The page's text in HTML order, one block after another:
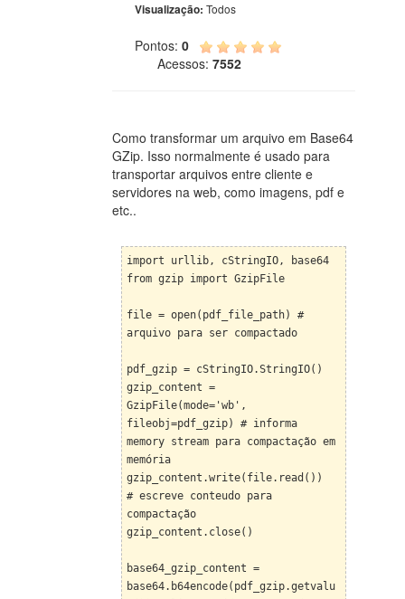
Visualização:Todos
Pontos: 0
Acessos: 7552
Como transformar um arquivo em Base64
GZip. Isso normalmente é usado para
transportar arquivos entre cliente e
servidores na web, como imagens, pdf e
etc..
import urllib, cStringIO, base64
from gzip import GzipFile
file = open(pdf_file_path) #
arquivo para ser compactado
pdf_gzip = cStringIO.StringIO()
gzip_content =
GzipFile(mode='wb',
fileobj=pdf_gzip) # informa
memory stream para compactação em
memória
gzip_content.write(file.read())
# escreve conteudo para
compactação
gzip_content.close()
base64_gzip_content =
base64.b64encode(pdf_gzip.getvalu